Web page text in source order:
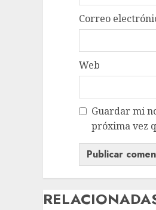
Correo
Web
Guardar mi
próxima vez